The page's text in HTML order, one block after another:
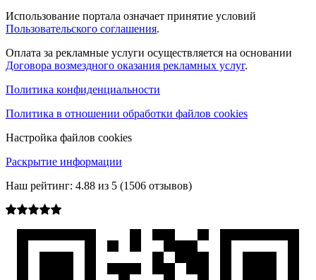
Использование портала означает принятие условий
Пользовательского соглашения.
Оплата за рекламные услуги осуществляется на основании
Договора возмездного оказания рекламных услуг.
Политика конфиденциальности
Политика в отношении обработки файлов cookies
Настройка файлов cookies
Раскрытие информации
Наш рейтинг: 4.88 из 5 (1506 отзывов)